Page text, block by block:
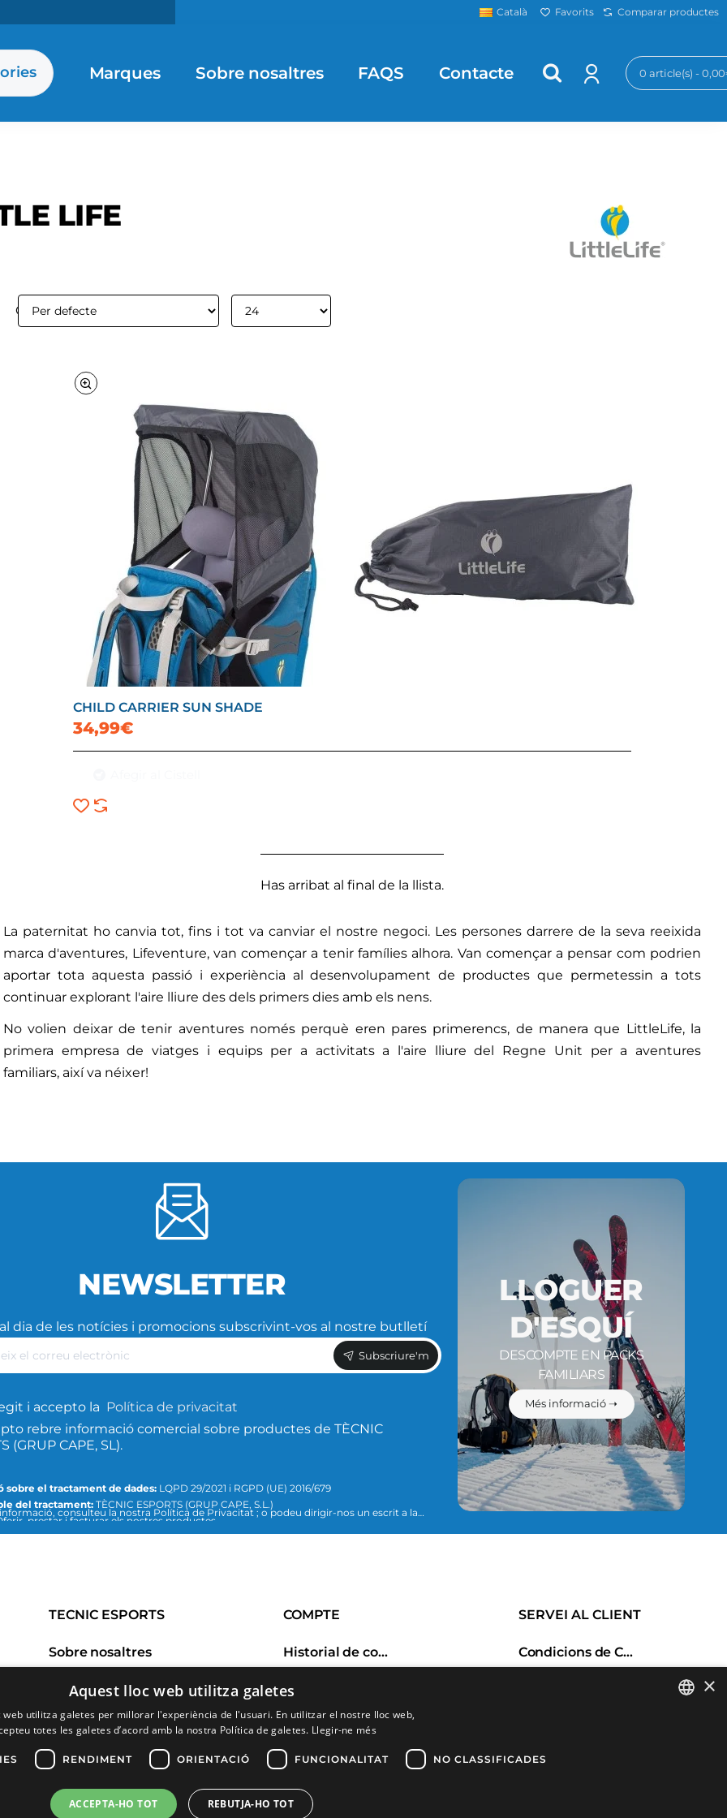
Català Favorits Comparar productes
Marques Sobre nosaltres FAQS Contacte 0 article(s) -
LIFE
Ordenar per: Mostrar:
CHILD CARRIER SUN SHADE
34,99€
Has arribat al final de la llista.
La paternitat ho canvia tot, fins i tot va canviar el nostre negoci. Les persones darrere de la seva reeixida
marca d'aventures, Lifeventure, van començar a tenir famílies alhora. Van començar a pensar com podrien
aportar tota aquesta passió i experiència al desenvolupament de productes que permetessin a tots
continuar explorant l'aire lliure des dels primers dies amb els nens.
No volien deixar de tenir aventures només perquè eren pares primerencs, de manera que LittleLife, la
primera empresa de viatges i equips per a activitats a l'aire lliure del Regne Unit per a aventures
familiars, així va néixer!
NEWSLETTER
dia de les notícies i promocions subscrivint-vos al nostre butlletí
Subscriure'm
i accepto la Política de privacitat
rebre informació comercial sobre productes de TÈCNIC
(GRUP CAPE, SL).
sobre el tractament de dades: LQPD 29/2021 i RGPD (UE) 2016/679
del tractament:
TÈCNIC ESPORTS (GRUP CAPE, S.L.)
prestar i facturar els nostres productes
Consentiment de la persona interessada.
la nostra Política de Privacitat ; o podeu dirigir-nos un escrit a la
LLOGUER
D'ESQUÍ
DESCOMPTE EN PACKS
FAMILIARS
Més informació ➝
TECNIC ESPORTS
Sobre nosaltres
Marques
Talles
Contacte
COMPTE
Historial de comandes
SERVEI AL CLIENT
Condicions de Compra
×
Aquest lloc web utilitza galetes
web utilitza galetes per millorar l'experiència de l'usuari. En utilitzar el nostre lloc web,
totes les galetes d’acord amb la nostra Política de galetes. Llegir-ne més
RENDIMENT ORIENTACIÓ FUNCIONALITAT NO CLASSIFICADES
ACCEPTA-HO TOT REBUTJA-HO TOT